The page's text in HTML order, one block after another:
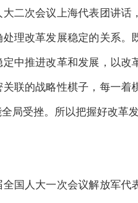
次会议上海代表团讲话
理改革发展稳定的关系
中推进改革和发展，以
联的战略性棋子，每一
局受挫。所以把握好改革
人大一次会议解放军代